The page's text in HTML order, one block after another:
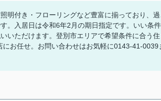
明付き・フローリングなど豊富に揃っており、
。入居日は令和6年2月の期日指定です。いい条件
いただけます。登別市エリアで希望条件に合う住
お任せ。お問い合わせはお気軽に0143-41-0039